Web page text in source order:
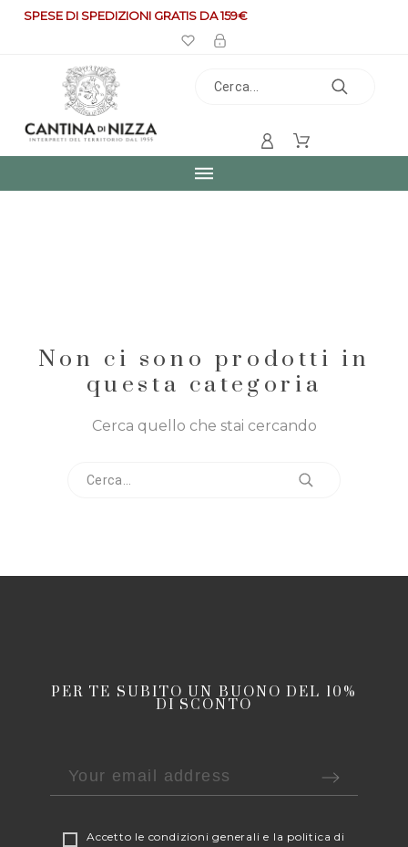
SPESE DI SPEDIZIONI GRATIS DA 159€
Non ci sono prodotti in
questa categoria
Cerca quello che stai cercando
PER TE SUBITO UN BUONO DEL 10%
DI SCONTO
Accetto le condizioni generali e la politica di